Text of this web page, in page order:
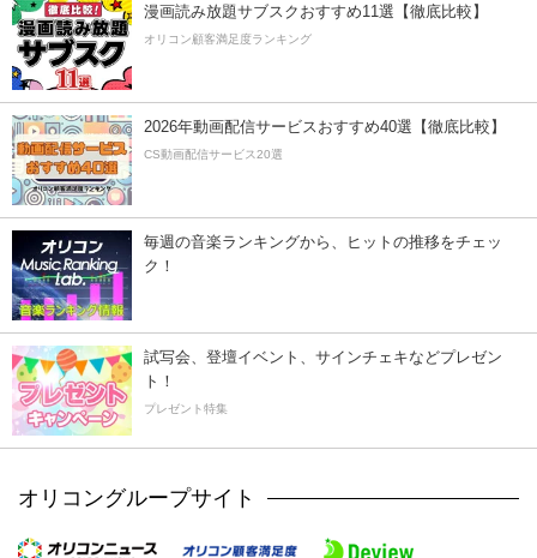
漫画読み放題サブスクおすすめ11選【徹底比較】
オリコン顧客満足度ランキング
2026年動画配信サービスおすすめ40選【徹底比較】
CS動画配信サービス20選
毎週の音楽ランキングから、ヒットの推移をチェッ
ク！
試写会、登壇イベント、サインチェキなどプレゼン
ト！
プレゼント特集
オリコングループサイト